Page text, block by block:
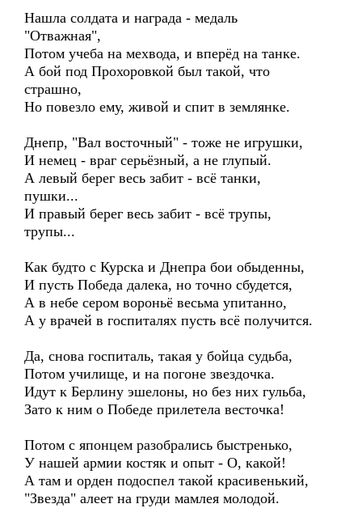
Нашла солдата и награда - медаль
"Отважная",
Потом учеба на мехвода, и вперёд на танке.
А бой под Прохоровкой был такой, что
страшно,
Но повезло ему, живой и спит в землянке.
Днепр, "Вал восточный" - тоже не игрушки,
И немец - враг серьёзный, а не глупый.
А левый берег весь забит - всё танки,
пушки...
И правый берег весь забит - всё трупы,
трупы...
Как будто с Курска и Днепра бои обыденны,
И пусть Победа далека, но точно сбудется,
А в небе сером вороньё весьма упитанно,
А у врачей в госпиталях пусть всё получится.
Да, снова госпиталь, такая у бойца судьба,
Потом училище, и на погоне звездочка.
Идут к Берлину эшелоны, но без них гульба,
Зато к ним о Победе прилетела весточка!
Потом с японцем разобрались быстренько,
У нашей армии костяк и опыт - О, какой!
А там и орден подоспел такой красивенький,
"Звезда" алеет на груди мамлея молодой.